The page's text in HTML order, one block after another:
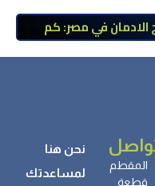
الادمان في مصر: كم
الذي يشمله سعر
المقطم
قطعة
نحن هنا
لمساعدتك